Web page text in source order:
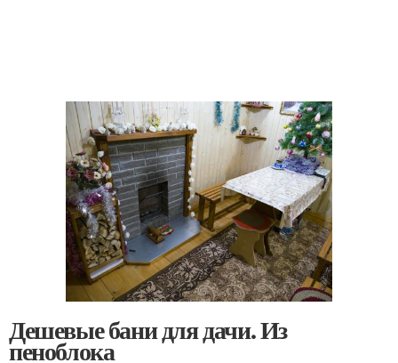
Дешевые бани для дачи. Из
пеноблока